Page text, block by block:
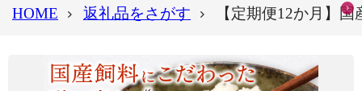
HOME 返礼品をさがす 【定期便12か月】